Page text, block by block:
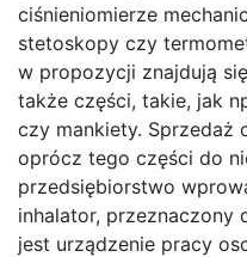
ciśnieniomierze
stetoskopy czy
w propozycji znajdują
także części, takie, jak
czy mankiety. Sprzedaż
oprócz tego części do
przedsiębiorstwo
inhalator, przeznaczony
jest urządzenie pracy